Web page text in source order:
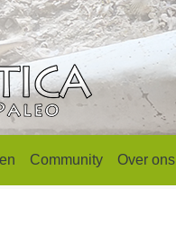
Community Over ons